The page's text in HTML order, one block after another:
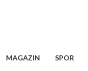
MAGAZIN SPOR